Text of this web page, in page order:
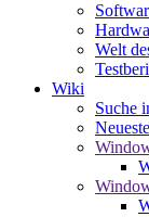
Welt
Wiki
Suche